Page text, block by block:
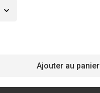
Ajouter au panier